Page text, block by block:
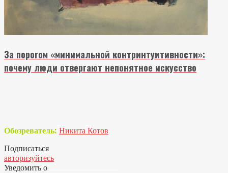
За порогом «минимальной контринтуитивности»:
почему люди отвергают непонятное искусство
Обозреватель: Никита Котов
Подписаться
авторизуйтесь
Уведомить о